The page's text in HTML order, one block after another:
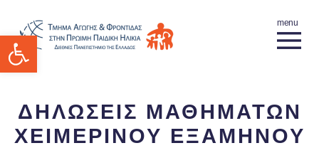
Ανοίξτε τη γραμμή εργαλείων
ΔΗΛΩΣΕΙΣ ΜΑΘΗΜΑΤΩΝ
ΧΕΙΜΕΡΙΝΟΥ ΕΞΑΜΗΝΟΥ